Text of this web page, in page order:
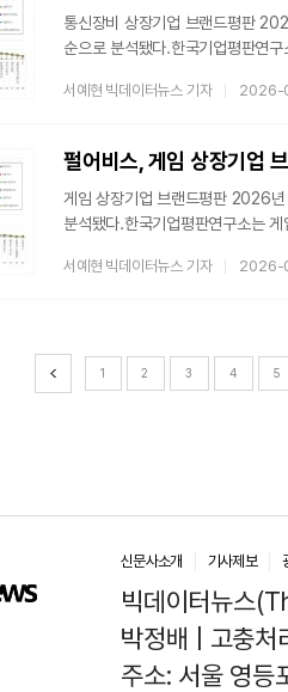
통신장비 상장기업 브랜드평판
순으로 분석됐다.한국기업평판연
빅데이터 9,797,855개를 분석하
소비자들의 활동 빅데이터를 참여
브랜드평판지수는 소비자들의 온라
서예현 빅데이터뉴스 기자 2026-
게임 상장기업 브랜드평판 2026
분석됐다.한국기업평판연구소는
게임 상장기업 브랜드 빅데이터
서예현 빅데이터뉴스 기자 2026-
1 2 3 4 5
신문사소개 기사제보
빅데이터뉴스
박정배 | 고충
주소: 서울 영